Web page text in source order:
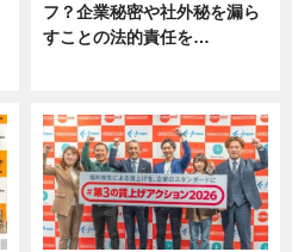
フ？企業秘密や社外秘を漏ら
すことの法的責任を…